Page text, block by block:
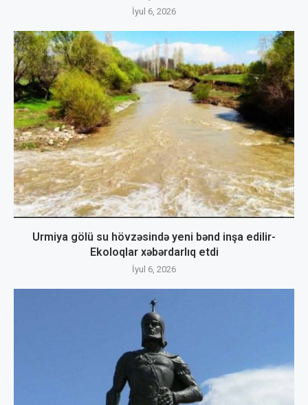
İyul 6, 2026
Urmiya gölü su hövzəsində yeni bənd inşa edilir-
Ekoloqlar xəbərdarlıq etdi
İyul 6, 2026